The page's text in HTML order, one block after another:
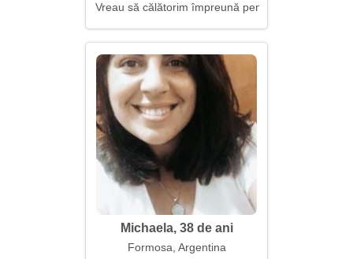
Vreau să călătorim împreună pentru totdeauna
Michaela, 38 de ani
Formosa, Argentina